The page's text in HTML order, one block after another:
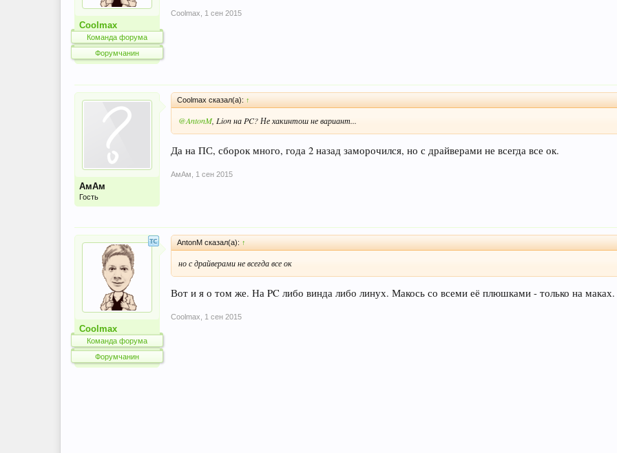
Coolmax
Команда форума
Форумчанин
Coolmax 1 сен 2015
АмАм
Гость
Coolmax сказал(а): ↑
@AntonM, Lion на PC? Не хакинтош не вариант...
Да на ПС, сборок много, года 2 назад заморочился, но с драйверами не всегда все ок.
АмАм 1 сен 2015
Coolmax
Команда форума
Форумчанин
AntonM сказал(а): ↑
но с драйверами не всегда все ок
Вот и я о том же. На PC либо винда либо линух. Макось со всеми её плюшками - только на маках.
Coolmax 1 сен 2015